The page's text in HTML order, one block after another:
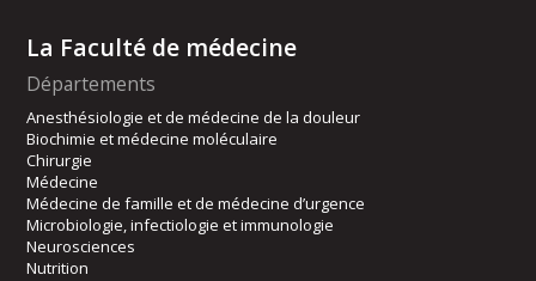
La Faculté de médecine
Départements
Anesthésiologie et de médecine de la douleur
Biochimie et médecine moléculaire
Chirurgie
Médecine
Médecine de famille et de médecine d’urgence
Microbiologie, infectiologie et immunologie
Neurosciences
Nutrition